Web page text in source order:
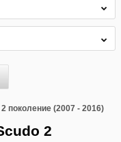
2 поколение (2007 - 2016)